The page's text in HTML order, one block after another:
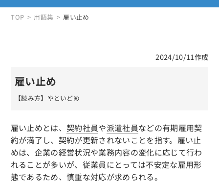
TOP 用語集 雇い止め
2024/10/11作成
雇い止め
【読み方】やといどめ
雇い止めとは、 契約社員や派遣社員などの有期雇用契
約が満了し、契約が更新されないことを指す。雇い止
めは、企業の経営状況や業務内容の変化に応じて行わ
れることが多いが、従業員にとっては不安定な雇用形
態であるため、慎重な対応が求められる。